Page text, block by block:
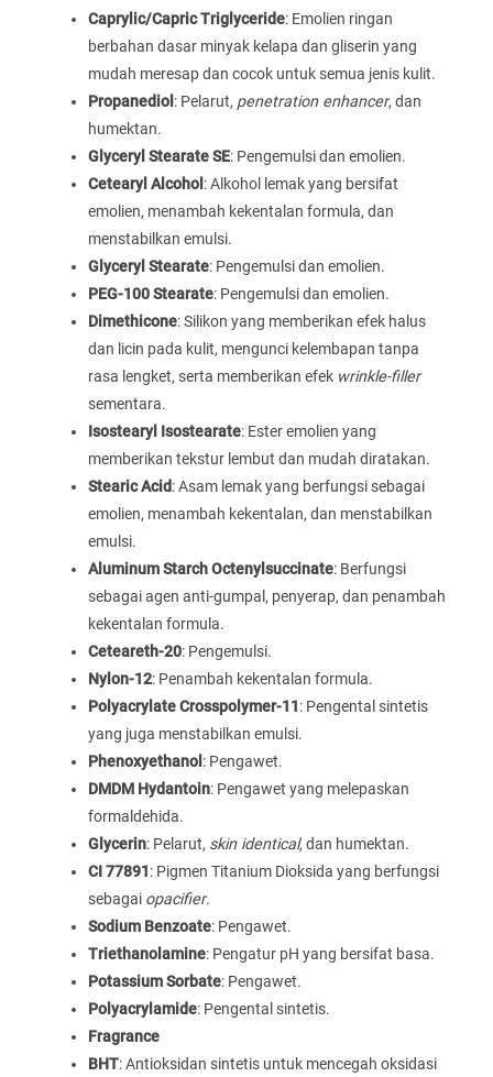
Caprylic/Capric Triglyceride: Emolien ringan
berbahan dasar minyak kelapa dan gliserin yang
mudah meresap dan cocok untuk semua jenis kulit.
Propanediol: Pelarut, penetration enhancer, dan
humektan.
Glyceryl Stearate SE: Pengemulsi dan emolien.
Cetearyl Alcohol: Alkohol lemak yang bersifat
emolien, menambah kekentalan formula, dan
menstabilkan emulsi.
Glyceryl Stearate: Pengemulsi dan emolien.
PEG-100 Stearate: Pengemulsi dan emolien.
Dimethicone: Silikon yang memberikan efek halus
dan licin pada kulit, mengunci kelembapan tanpa
rasa lengket, serta memberikan efek wrinkle-filler
sementara.
Isostearyl Isostearate: Ester emolien yang
memberikan tekstur lembut dan mudah diratakan.
Stearic Acid: Asam lemak yang berfungsi sebagai
emolien, menambah kekentalan, dan menstabilkan
emulsi.
Aluminum Starch Octenylsuccinate: Berfungsi
sebagai agen anti-gumpal, penyerap, dan penambah
kekentalan formula.
Ceteareth-20: Pengemulsi.
Nylon-12: Penambah kekentalan formula.
Polyacrylate Crosspolymer-11: Pengental sintetis
yang juga menstabilkan emulsi.
Phenoxyethanol: Pengawet.
DMDM Hydantoin: Pengawet yang melepaskan
formaldehida.
Glycerin: Pelarut, skin identical, dan humektan.
CI 77891: Pigmen Titanium Dioksida yang berfungsi
sebagai opacifier.
Sodium Benzoate: Pengawet.
Triethanolamine: Pengatur pH yang bersifat basa.
Potassium Sorbate: Pengawet.
Polyacrylamide: Pengental sintetis.
Fragrance
BHT: Antioksidan sintetis untuk mencegah oksidasi